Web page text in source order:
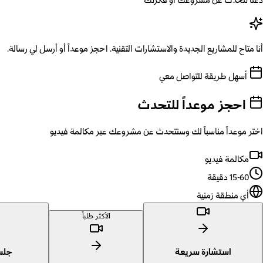
أنا متاح للمشاريع الجديدة والاستشارات التقنية. احجز موعداً أو أرسل لي رسالة.
أسهل طريقة للتواصل معي
احجز موعداً للتحدث
اختر موعداً مناسباً لك وسنتحدث عن مشروعك عبر مكالمة فيديو
مكالمة فيديو
15-60 دقيقة
أي منطقة زمنية
استشارة سريعة
الأكثر طلباً